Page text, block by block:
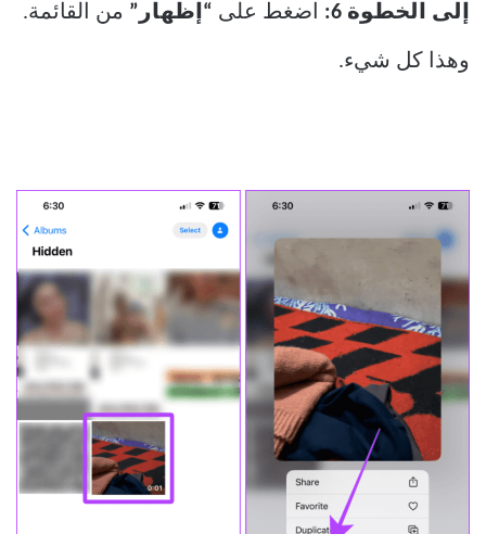
إلى الخطوة 6: اضغط على “إظهار” من القائمة.
وهذا كل شيء.